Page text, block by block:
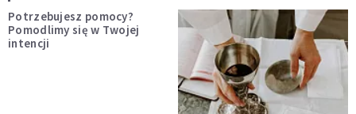
Potrzebujesz pomocy?
Pomodlimy się w Twojej
intencji